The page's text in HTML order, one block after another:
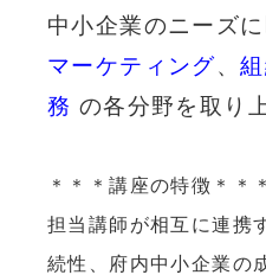
中小企業のニーズ
マーケティング、
務 の各分野を取り
＊＊＊講座の特徴＊＊＊
担当講師が相互に連携
続性、府内中小企業の